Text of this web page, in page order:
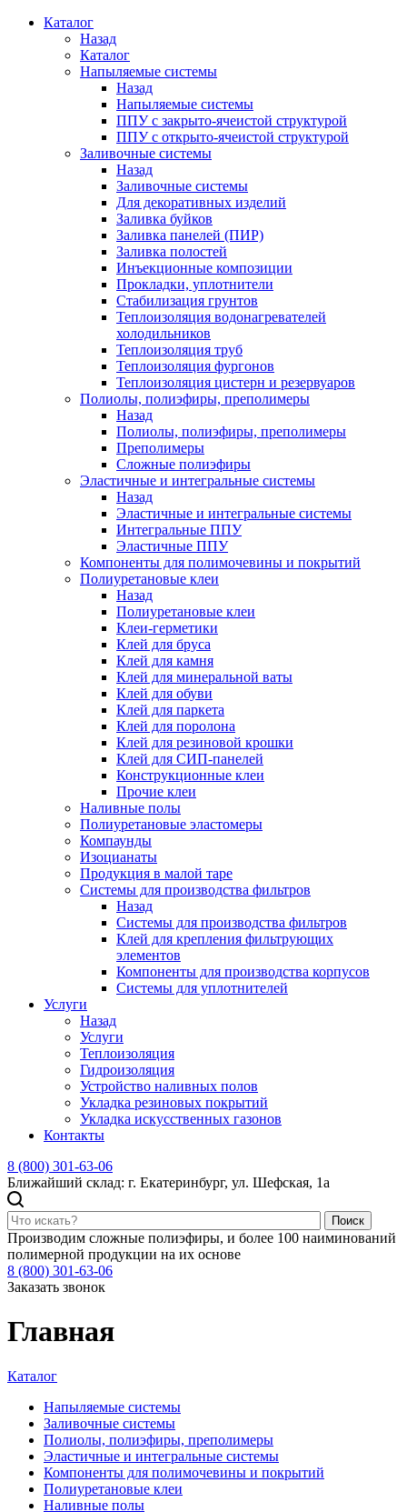
Каталог
Назад
Каталог
Напыляемые системы
Назад
Напыляемые системы
ППУ с закрыто-ячеистой структурой
ППУ с открыто-ячеистой структурой
Заливочные системы
Назад
Заливочные системы
Для декоративных изделий
Заливка буйков
Заливка панелей (ПИР)
Заливка полостей
Инъекционные композиции
Прокладки, уплотнители
Стабилизация грунтов
Теплоизоляция водонагревателей
холодильников
Теплоизоляция труб
Теплоизоляция фургонов
Теплоизоляция цистерн и резервуаров
Полиолы, полиэфиры, преполимеры
Назад
Полиолы, полиэфиры, преполимеры
Преполимеры
Сложные полиэфиры
Эластичные и интегральные системы
Назад
Эластичные и интегральные системы
Интегральные ППУ
Эластичные ППУ
Компоненты для полимочевины и покрытий
Полиуретановые клеи
Назад
Полиуретановые клеи
Клеи-герметики
Клей для бруса
Клей для камня
Клей для минеральной ваты
Клей для обуви
Клей для паркета
Клей для поролона
Клей для резиновой крошки
Клей для СИП-панелей
Конструкционные клеи
Прочие клеи
Наливные полы
Полиуретановые эластомеры
Компаунды
Изоцианаты
Продукция в малой таре
Системы для производства фильтров
Назад
Системы для производства фильтров
Клей для крепления фильтрующих
элементов
Компоненты для производства корпусов
Системы для уплотнителей
Услуги
Назад
Услуги
Теплоизоляция
Гидроизоляция
Устройство наливных полов
Укладка резиновых покрытий
Укладка искусственных газонов
Контакты
8 (800) 301-63-06
Ближайший склад: г. Екатеринбург, ул. Шефская, 1а
Поиск
Производим сложные полиэфиры, и более 100 наиминований
полимерной продукции на их основе
8 (800) 301-63-06
Заказать звонок
Главная
Каталог
Напыляемые системы
Заливочные системы
Полиолы, полиэфиры, преполимеры
Эластичные и интегральные системы
Компоненты для полимочевины и покрытий
Полиуретановые клеи
Наливные полы